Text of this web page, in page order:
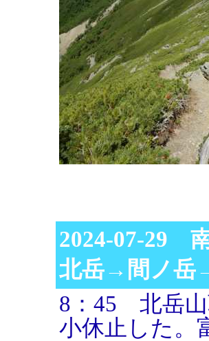
2024-07-29
北岳→間ノ岳
8：45 北岳
小休止した。